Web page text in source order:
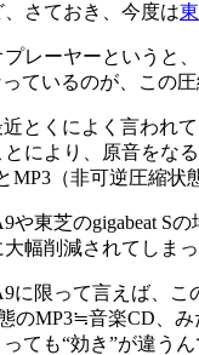
さておき、今度は
レーヤーというと
ているのが、この
とくによく言われ
により、原音をな
MP3（非可逆圧縮状
東芝のgigabeat S
幅削減されてしま
限って言えば、こ
のMP3≒音楽CD、み
ても“効き”が違うん